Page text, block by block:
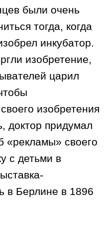
были очень
тогда, когда
инкубатор.
изобретение,
царил
изобретения
доктор придумал
«рекламы» своего
с детьми в
в Берлине в 1896